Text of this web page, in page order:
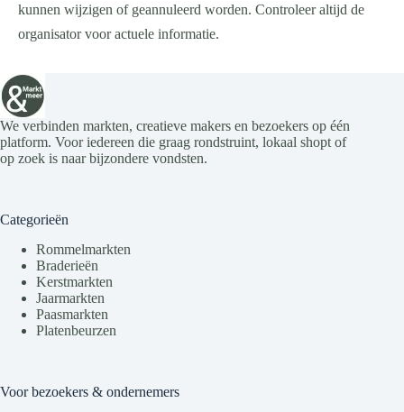
kunnen wijzigen of geannuleerd worden. Controleer altijd de
organisator voor actuele informatie.
We verbinden markten, creatieve makers en bezoekers op één
platform. Voor iedereen die graag rondstruint, lokaal shopt of
op zoek is naar bijzondere vondsten.
Categorieën
Rommelmarkten
Braderieën
Kerstmarkten
Jaarmarkten
Paasmarkten
Platenbeurzen
Voor bezoekers & ondernemers